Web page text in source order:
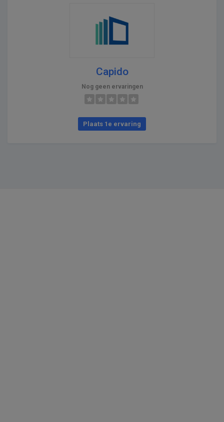
Capido
Nog geen ervaringen
Plaats 1e ervaring